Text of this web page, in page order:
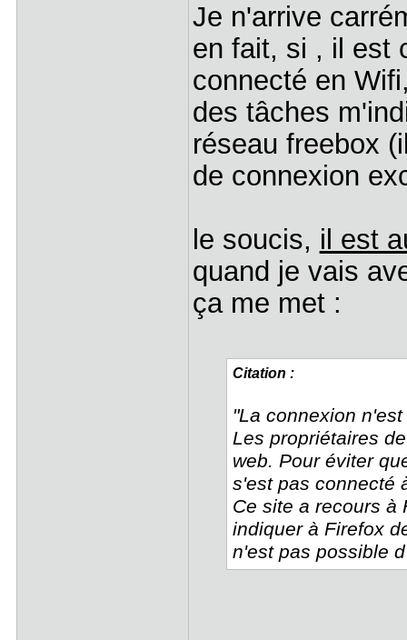
Je n'arrive
en fait, si , il est
connecté en
des tâches
réseau freebox
de connexion
le soucis, il est
quand je vais
ça me met :
Citation :
"La connexion
Les propriétaires
web. Pour éviter
s'est pas connecté
Ce site a recours à
indiquer à Firefox
n'est pas possible